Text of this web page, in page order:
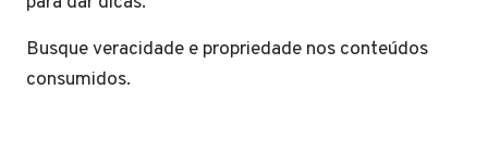
Busque veracidade e propriedade nos conteúdos
consumidos.